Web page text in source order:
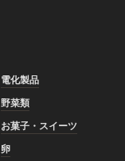
電化製品
野菜類
お菓子・スイーツ
卵